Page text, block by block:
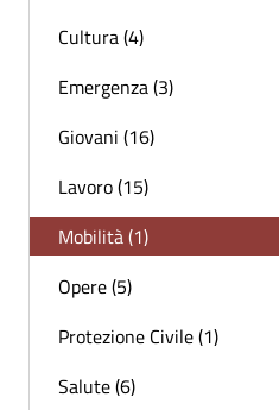
Cultura (4)
Emergenza (3)
Giovani (16)
Lavoro (15)
Mobilità (1)
Opere (5)
Protezione Civile (1)
Salute (6)